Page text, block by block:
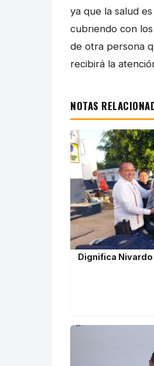
ya que la salud
cubriendo con
de otra persona
recibirá la
NOTAS
Dignifica